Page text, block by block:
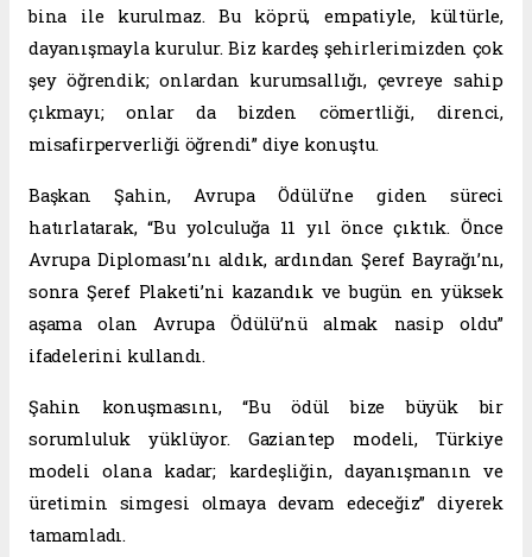
bina ile kurulmaz. Bu köprü, empatiyle, kültürle,
dayanışmayla kurulur. Biz kardeş şehirlerimizden çok
şey öğrendik; onlardan kurumsallığı, çevreye sahip
çıkmayı; onlar da bizden cömertliği, direnci,
misafirperverliği öğrendi” diye konuştu.
Başkan Şahin, Avrupa Ödülü’ne giden süreci
hatırlatarak, “Bu yolculuğa 11 yıl önce çıktık. Önce
Avrupa Diploması’nı aldık, ardından Şeref Bayrağı’nı,
sonra Şeref Plaketi’ni kazandık ve bugün en yüksek
aşama olan Avrupa Ödülü’nü almak nasip oldu”
ifadelerini kullandı.
Şahin konuşmasını, “Bu ödül bize büyük bir
sorumluluk yüklüyor. Gaziantep modeli, Türkiye
modeli olana kadar; kardeşliğin, dayanışmanın ve
üretimin simgesi olmaya devam edeceğiz” diyerek
tamamladı.